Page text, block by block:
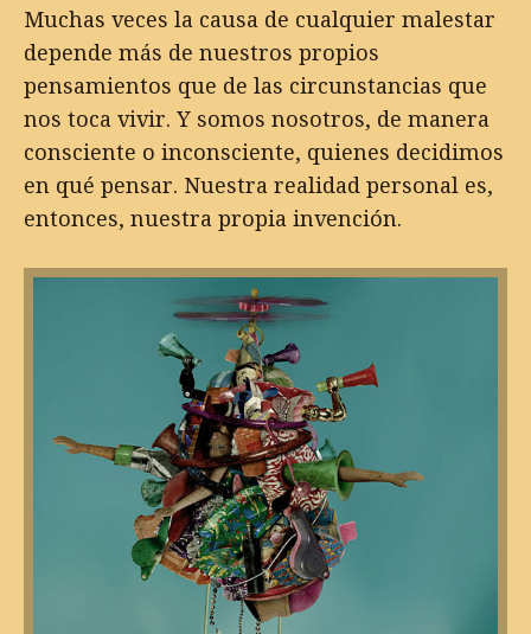
Muchas veces la causa de cualquier malestar
depende más de nuestros propios
pensamientos que de las circunstancias que
nos toca vivir. Y somos nosotros, de manera
consciente o inconsciente, quienes decidimos
en qué pensar. Nuestra realidad personal es,
entonces, nuestra propia invención.